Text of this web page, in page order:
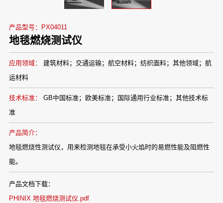
产品型号：PX04011
地毯燃烧测试仪
应用领域：
建筑材料；交通运输；航空材料；纺织面料；其他领域；航
运材料
技术标准：
GB中国标准；欧美标准；国际通用行业标准；其他技术标
准
产品简介：
地毯燃烧性测试仪，用来检测地毯在承受小火焰时的易燃性能及阻燃性
能。
产品文档下载：
PHINIX 地毯燃烧测试仪.pdf